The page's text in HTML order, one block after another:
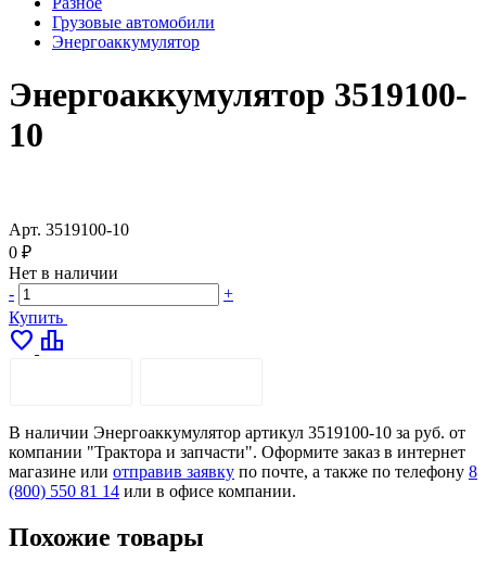
Грузовые автомобили
Энергоаккумулятор
Энергоаккумулятор 3519100-
10
Арт. 3519100-10
0 ₽
Нет в наличии
-
+
Купить
favorite leaderboard
В наличии Энергоаккумулятор артикул 3519100-10 за руб. от
компании "Трактора и запчасти". Оформите заказ в интернет
магазине или отправив заявку по почте, а также по телефону 8
(800) 550 81 14 или в офисе компании.
Похожие товары